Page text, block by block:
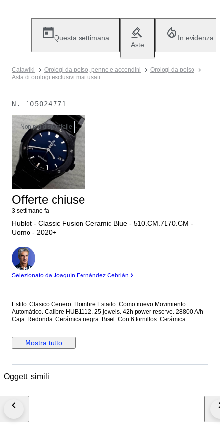
Questa settimana
Aste
In evidenza
Catawiki Orologi da polso, penne e accendini
Orologi da polso
Asta di orologi esclusivi mai usati
N. 105024771
Non più disponibile
Offerte chiuse
3 settimane fa
Hublot - Classic Fusion Ceramic Blue - 510.CM.7170.CM -
Uomo - 2020+
Esperto
Selezionato da Joaquín Fernández Cebrián
Estilo: Clásico Género: Hombre Estado: Como nuevo Movimiento:
Automático. Calibre HUB1112. 25 jewels. 42h power reserve. 28800 A/h
Caja: Redonda. Cerámica negra. Bisel: Con 6 tornillos. Cerámica
central. Cristal: Zafiro. Plano. Antirreflejo. Correa: Cerámica Cierre: Con
logo. Con pulsadores. Deployante doble. Titanio Dimensiones: Diámetro
entre asas: 25.7 mm. Anchura cierre: 23.5 mm. Peso: 163 gr Resistencia
oficial de Hublot. Precio de tarifa (PVP): 10500€
Mostra tutto
Oggetti simili